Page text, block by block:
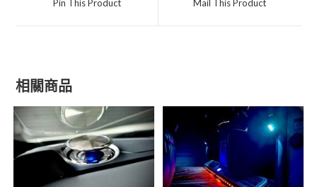
Pin This Product Mail This Product
相關商品